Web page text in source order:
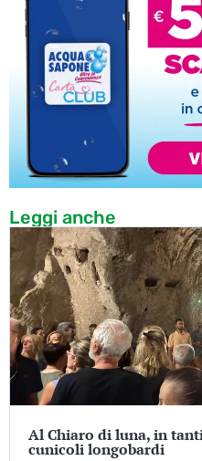
Leggi anche
Al Chiaro di luna, in
cunicoli longobardi